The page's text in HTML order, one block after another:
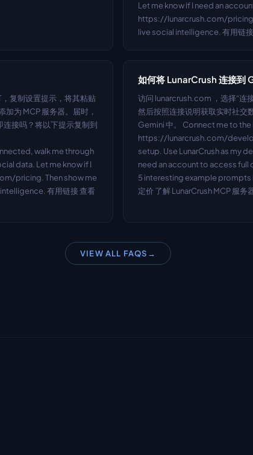
Let me know if I need an
https://lunarcrush.com/pricing.
live social intelligence. 有用链
复制设置提示，将其粘贴
为 MCP 服务器。届时，
连接吗？将以下提示复制到
walk me through
data. Let me know if I
pricing. Then show me
有用链接 查看
如何将 LunarCrush 连接到
访问 lunarcrush.com ，选择“连
然后按照连接说明获取实时社交
Gemini 中。 Connect me to the
https://lunarcrush.com/
setup. Use LunarCrush as my
need an account to access
5 interesting example prompts
定价 了解 LunarCrush MCP 服务
VIEW ALL FAQS →